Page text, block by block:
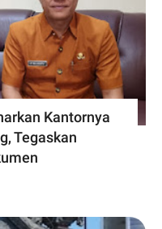
Kantornya
Tegaskan